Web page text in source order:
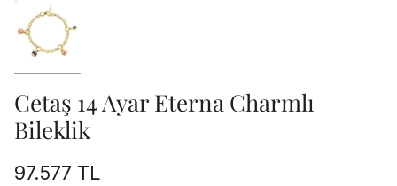
Cetaş 14 Ayar Eterna Charmlı
Bileklik
97.577 TL